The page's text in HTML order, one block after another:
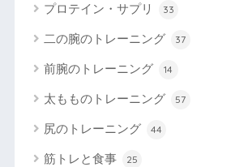
プロテイン・サプリ 33
二の腕のトレーニング 37
前腕のトレーニング 14
太もものトレーニング 57
尻のトレーニング 44
筋トレと食事 25